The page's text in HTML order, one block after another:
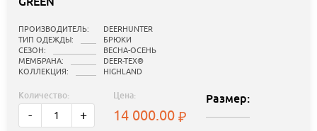
ПРОИЗВОДИТЕЛЬ:
DEERHUNTER
ТИП ОДЕЖДЫ:
БРЮКИ
СЕЗОН:
ВЕСНА-ОСЕНЬ
МЕМБРАНА:
DEER-TEX®
КОЛЛЕКЦИЯ:
HIGHLAND
Количество:
- +
Цена:
14 000.00
Размер: